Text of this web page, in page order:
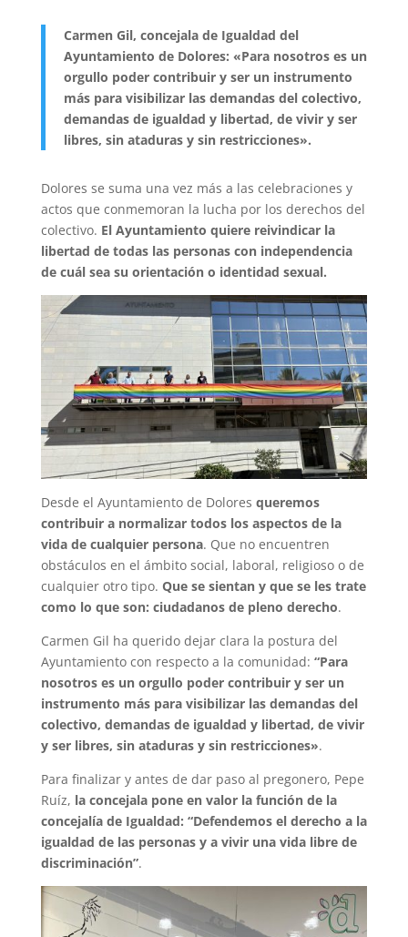
Carmen Gil, concejala de Igualdad del
Ayuntamiento de Dolores: «Para nosotros es un
orgullo poder contribuir y ser un instrumento
más para visibilizar las demandas del colectivo,
demandas de igualdad y libertad, de vivir y ser
libres, sin ataduras y sin restricciones».
Dolores se suma una vez más a las celebraciones y
actos que conmemoran la lucha por los derechos del
colectivo. El Ayuntamiento quiere reivindicar la
libertad de todas las personas con independencia
de cuál sea su orientación o identidad sexual.
Desde el Ayuntamiento de Dolores queremos
contribuir a normalizar todos los aspectos de la
vida de cualquier persona. Que no encuentren
obstáculos en el ámbito social, laboral, religioso o de
cualquier otro tipo. Que se sientan y que se les trate
como lo que son: ciudadanos de pleno derecho.
Carmen Gil ha querido dejar clara la postura del
Ayuntamiento con respecto a la comunidad: “Para
nosotros es un orgullo poder contribuir y ser un
instrumento más para visibilizar las demandas del
colectivo, demandas de igualdad y libertad, de vivir
y ser libres, sin ataduras y sin restricciones».
Para finalizar y antes de dar paso al pregonero, Pepe
Ruíz, la concejala pone en valor la función de la
concejalía de Igualdad: “Defendemos el derecho a la
igualdad de las personas y a vivir una vida libre de
discriminación”.